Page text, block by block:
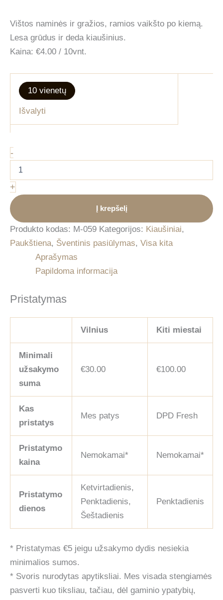
Vištos naminės ir gražios, ramios vaikšto po kiemą.
Lesa grūdus ir deda kiaušinius.
Kaina: €4.00 / 10vnt.
10 vienetų
Išvalyti
-produkto
kiekis:
Naminių
vištų
kiaušiniai
(10vnt)
+
Į krepšelį
Produkto kodas: M-059 Kategorijos: Kiaušiniai,
Paukštiena, Šventinis pasiūlymas, Visa kita
Aprašymas
Papildoma informacija
Pristatymas
Vilnius Kiti miestai
Minimali
užsakymo
suma
€30.00 €100.00
Kas
pristatys
Mes patys DPD Fresh
Pristatymo
kaina
Nemokamai* Nemokamai*
Pristatymo
dienos
Ketvirtadienis,
Penktadienis,
Šeštadienis
Penktadienis
* Pristatymas €5 jeigu užsakymo dydis nesiekia
minimalios sumos.
* Svoris nurodytas apytiksliai. Mes visada stengiamės
pasverti kuo tiksliau, tačiau, dėl gaminio ypatybių,